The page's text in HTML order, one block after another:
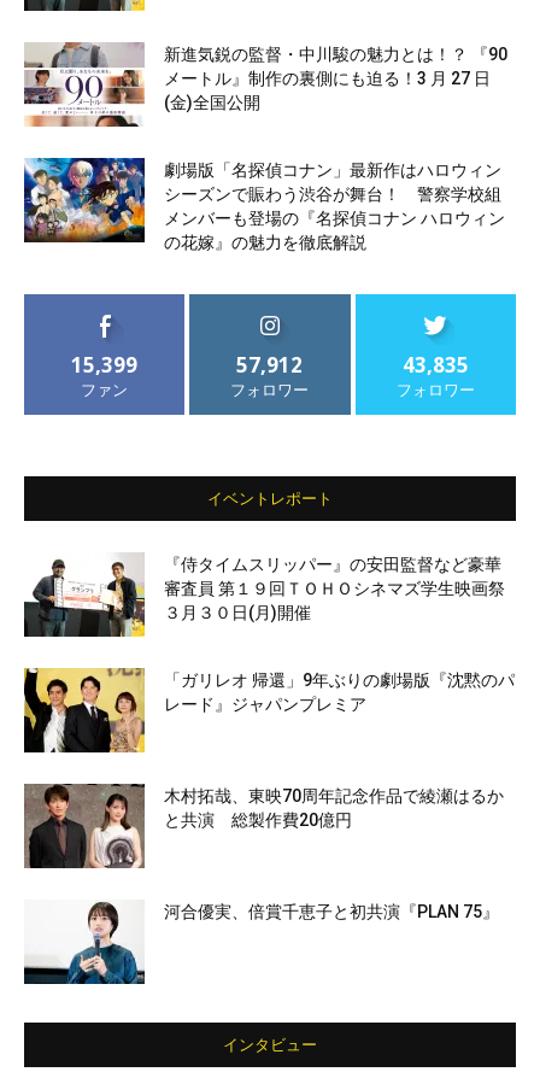
新進気鋭の監督・中川駿の魅力とは！？ 『90
メートル』制作の裏側にも迫る！3 月 27 日
(金)全国公開
劇場版「名探偵コナン」最新作はハロウィン
シーズンで賑わう渋谷が舞台！ 警察学校組
メンバーも登場の『名探偵コナン ハロウィン
の花嫁』の魅力を徹底解説
15,399
ファン
57,912
フォロワー
43,835
フォロワー
イベントレポート
『侍タイムスリッパー』の安田監督など豪華
審査員 第１９回ＴＯＨＯシネマズ学生映画祭
３月３０日(月)開催
「ガリレオ 帰還」9年ぶりの劇場版『沈黙のパ
レード』ジャパンプレミア
木村拓哉、東映70周年記念作品で綾瀬はるか
と共演 総製作費20億円
河合優実、倍賞千恵子と初共演『PLAN 75』
インタビュー